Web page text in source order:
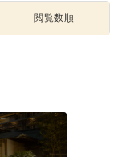
閲覧数順